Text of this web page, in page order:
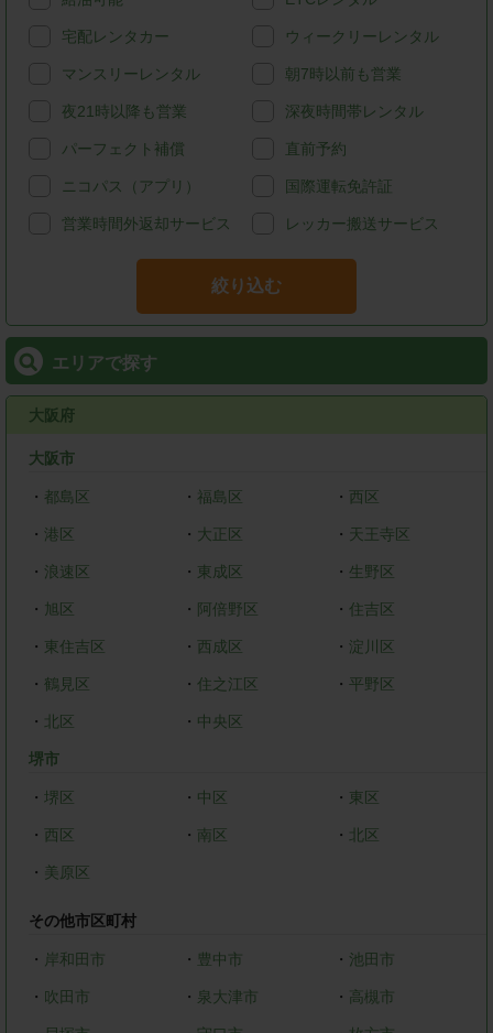
宅配レンタカー ウィークリーレンタル
マンスリーレンタル 朝7時以前も営業
夜21時以降も営業 深夜時間帯レンタル
パーフェクト補償 直前予約
ニコパス（アプリ） 国際運転免許証
営業時間外返却サービス レッカー搬送サービス
絞り込む
エリアで探す
大阪府
大阪市
・ 都島区 ・ 福島区 ・ 西区
・ 港区 ・ 大正区 ・ 天王寺区
・ 浪速区 ・ 東成区 ・ 生野区
・ 旭区 ・ 阿倍野区 ・ 住吉区
・ 東住吉区 ・ 西成区 ・ 淀川区
・ 鶴見区 ・ 住之江区 ・平野区
・ 北区 ・ 中央区
堺市
・ 堺区 ・ 中区 ・ 東区
・ 西区 ・ 南区 ・ 北区
・ 美原区
その他市区町村
・ 岸和田市 ・ 豊中市 ・ 池田市
・ 吹田市 ・ 泉大津市 ・ 高槻市